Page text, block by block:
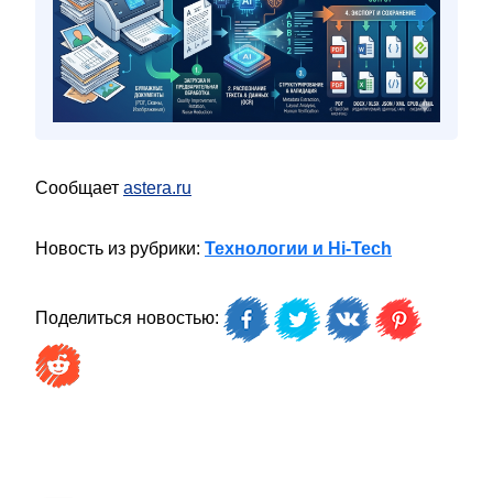
Сообщает astera.ru
Новость из рубрики: Технологии и Hi-Tech
Поделиться новостью: